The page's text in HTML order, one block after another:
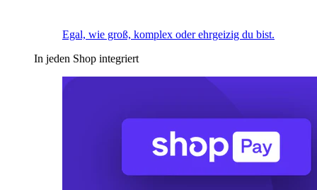
Egal, wie groß, komplex oder ehrgeizig du bist.
In jeden Shop integriert